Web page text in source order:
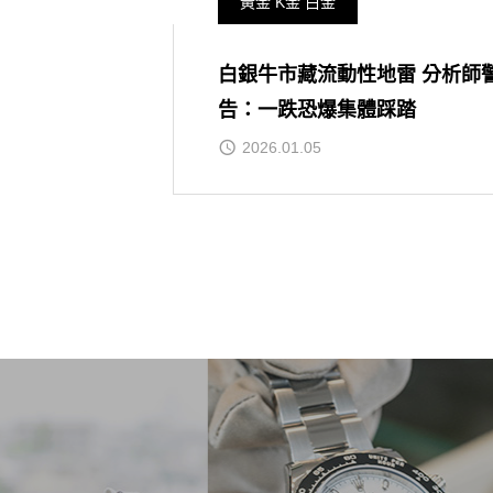
白銀牛市藏流動性地雷 分析師
告：一跌恐爆集體踩踏
2026.01.05